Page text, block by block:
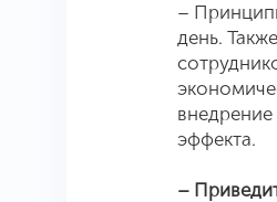
–
день.
эффекта.
–